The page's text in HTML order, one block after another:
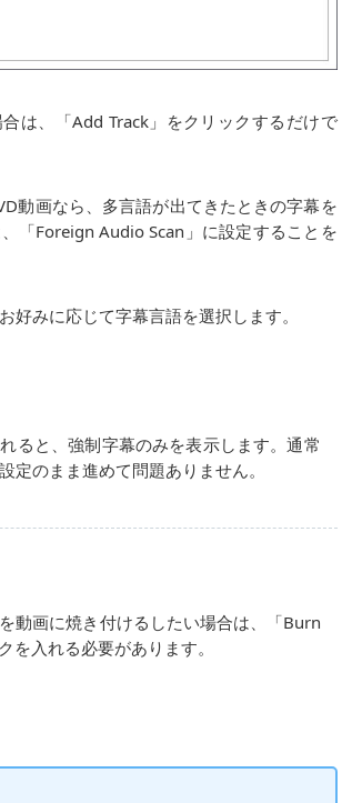
は、「Add Track」をクリックするだけで
動画なら、多言語が出てきたときの字幕を
「Foreign Audio Scan」に設定することを
好みに応じて字幕言語を選択します。
ると、強制字幕のみを表示します。通常
定のまま進めて問題ありません。
動画に焼き付けるしたい場合は、「Burn
を入れる必要があります。